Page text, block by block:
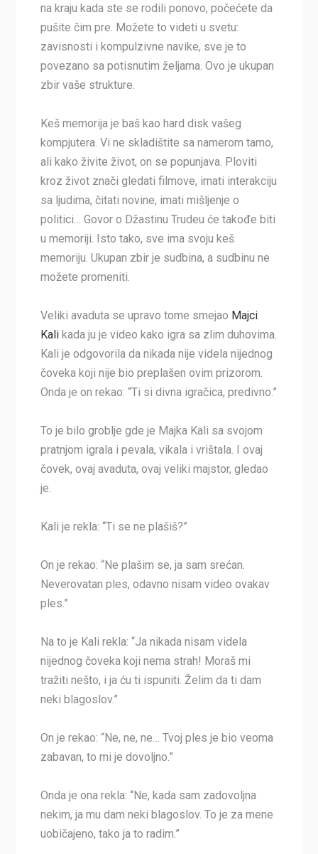
na kraju kada ste se rodili ponovo, počećete da
pušite čim pre. Možete to videti u svetu:
zavisnosti i kompulzivne navike, sve je to
povezano sa potisnutim željama. Ovo je ukupan
zbir vaše strukture.
Keš memorija je baš kao hard disk vašeg
kompjutera. Vi ne skladištite sa namerom tamo,
ali kako živite život, on se popunjava. Ploviti
kroz život znači gledati filmove, imati interakciju
sa ljudima, čitati novine, imati mišljenje o
politici… Govor o Džastinu Trudeu će takođe biti
u memoriji. Isto tako, sve ima svoju keš
memoriju. Ukupan zbir je sudbina, a sudbinu ne
možete promeniti.
Veliki avaduta se upravo tome smejao Majci
Kalikada ju je video kako igra sa zlim duhovima.
Kali je odgovorila da nikada nije videla nijednog
čoveka koji nije bio preplašen ovim prizorom.
Onda je on rekao: “Ti si divna igračica, predivno.”
To je bilo groblje gde je Majka Kali sa svojom
pratnjom igrala i pevala, vikala i vrištala. I ovaj
čovek, ovaj avaduta, ovaj veliki majstor, gledao
je.
Kali je rekla: “Ti se ne plašiš?”
On je rekao: “Ne plašim se, ja sam srećan.
Neverovatan ples, odavno nisam video ovakav
ples.”
Na to je Kali rekla: “Ja nikada nisam videla
nijednog čoveka koji nema strah! Moraš mi
tražiti nešto, i ja ću ti ispuniti. Želim da ti dam
neki blagoslov.”
On je rekao: “Ne, ne, ne… Tvoj ples je bio veoma
zabavan, to mi je dovoljno.”
Onda je ona rekla: “Ne, kada sam zadovoljna
nekim, ja mu dam neki blagoslov. To je za mene
uobičajeno, tako ja to radim.”